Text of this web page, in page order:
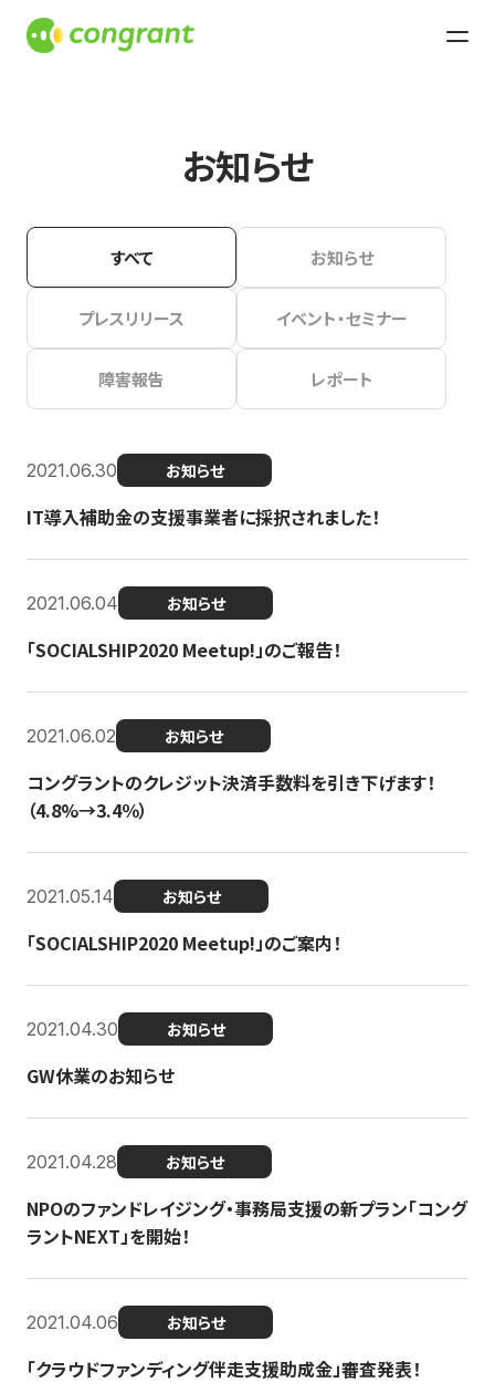
お知らせ
すべて お知らせ
プレスリリース イベント・セミナー
障害報告 レポート
2021.06.30 お知らせ
IT導入補助金の支援事業者に採択されました！
2021.06.04 お知らせ
「SOCIALSHIP2020 Meetup!」のご報告！
2021.06.02 お知らせ
コングラントのクレジット決済手数料を引き下げます！
（4.8%→3.4％）
2021.05.14 お知らせ
「SOCIALSHIP2020 Meetup!」のご案内！
2021.04.30 お知らせ
GW休業のお知らせ
2021.04.28 お知らせ
NPOのファンドレイジング・事務局支援の新プラン「コング
ラントNEXT」を開始！
2021.04.06 お知らせ
「クラウドファンディング伴走支援助成金」審査発表！